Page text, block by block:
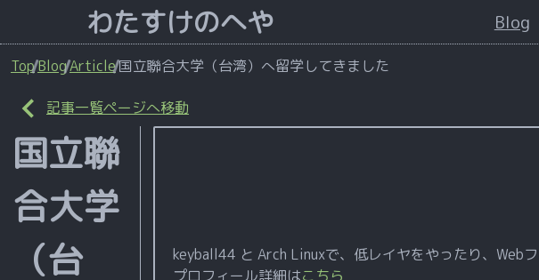
わたすけのへや Blog
TopBlogArticle国立聯合大学（台湾）へ留学してきました
記事一覧ページへ移動
国立聯
合大学
（台
keyball44 と Arch Linuxで、低レイヤをやったり、Web
プロフィール詳細はこちら